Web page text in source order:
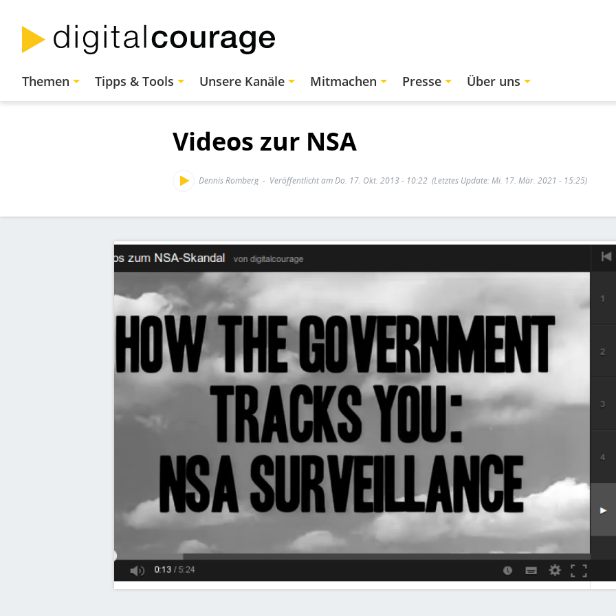
zum
Inhalt
Hauptnavigation
Themen Tipps & Tools Unsere Kanäle Mitmachen Presse Über uns
Videos zur NSA
Dennis Romberg Veröffentlicht am Do. 17. Okt. 2013 - 10:22 (Letztes Update: Mi. 17. Mär. 2021 - 15:25)
Bild